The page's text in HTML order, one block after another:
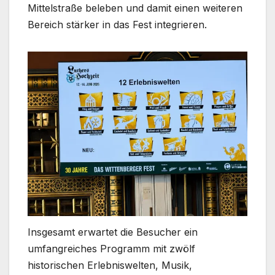
Mittelstraße beleben und damit einen weiteren
Bereich stärker in das Fest integrieren.
Insgesamt erwartet die Besucher ein
umfangreiches Programm mit zwölf
historischen Erlebniswelten, Musik,